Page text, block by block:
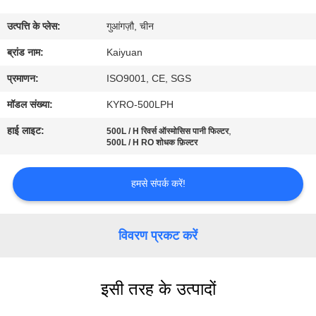
नियंत्रण
संपर्क
करें
उद्धरण
का
COMPANY
उत्पत्ति के प्लेस: गुआंगज़ौ, चीन
ब्रांड नाम: Kaiyuan
प्रमाणन: ISO9001, CE, SGS
मॉडल संख्या: KYRO-500LPH
हाई लाइट: 500L / H रिवर्स ऑस्मोसिस पानी फिल्टर,
500L / H RO शोधक फ़िल्टर
हमसे संपर्क करें!
विवरण प्रकट करें
इसी तरह के उत्पादों